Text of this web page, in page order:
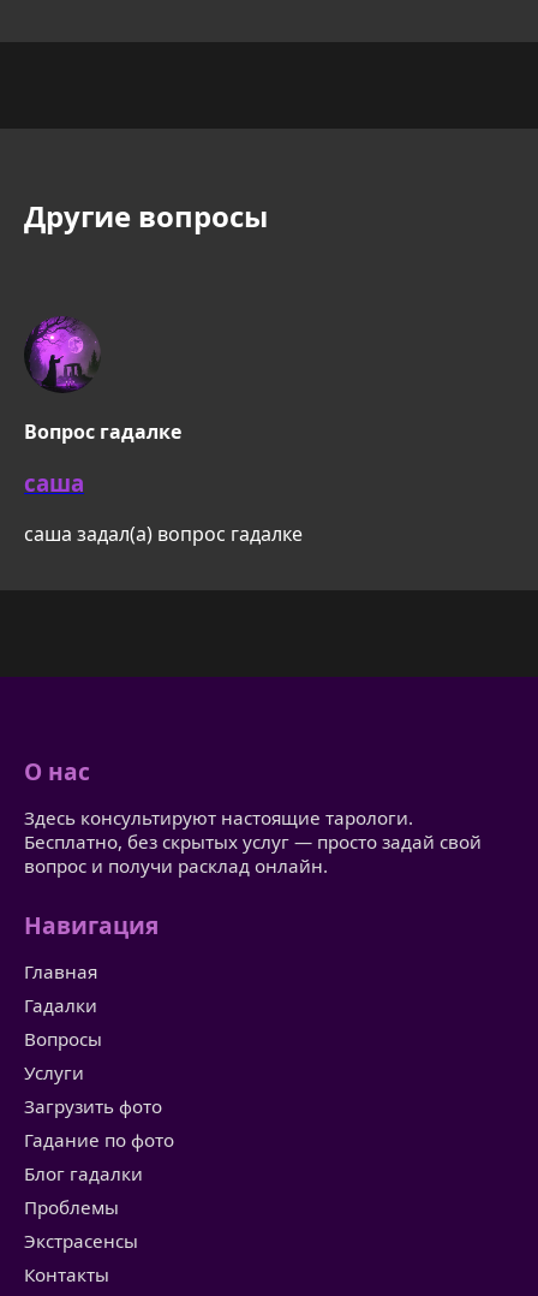
Другие вопросы
Вопрос гадалке
саша
саша задал(а) вопрос гадалке
О нас
Здесь консультируют настоящие тарологи.
Бесплатно, без скрытых услуг — просто задай свой
вопрос и получи расклад онлайн.
Навигация
Главная
Гадалки
Вопросы
Услуги
Загрузить фото
Гадание по фото
Блог гадалки
Проблемы
Экстрасенсы
Контакты